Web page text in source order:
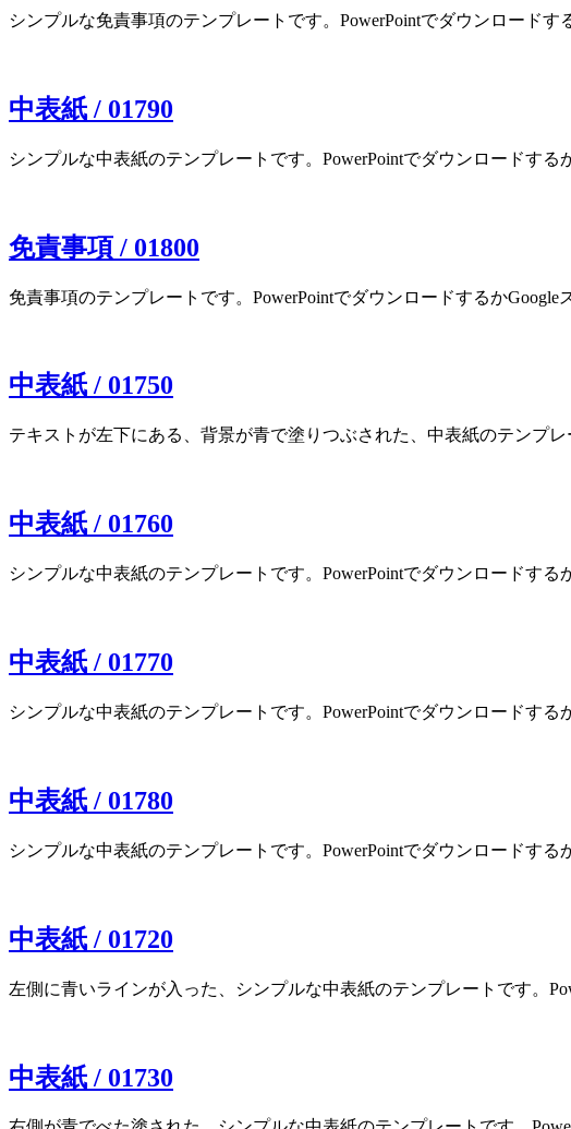
シンプルな免責事項のテンプレートです。PowerPointでダウンロード
中表紙 / 01790
シンプルな中表紙のテンプレートです。PowerPointでダウンロードする
免責事項 / 01800
免責事項のテンプレートです。PowerPointでダウンロードするか
中表紙 / 01750
テキストが左下にある、背景が青で塗りつぶされた、中表紙のテンプ
中表紙 / 01760
シンプルな中表紙のテンプレートです。PowerPointでダウンロードする
中表紙 / 01770
シンプルな中表紙のテンプレートです。PowerPointでダウンロードする
中表紙 / 01780
シンプルな中表紙のテンプレートです。PowerPointでダウンロードする
中表紙 / 01720
左側に青いラインが入った、シンプルな中表紙のテンプレートです。
中表紙 / 01730